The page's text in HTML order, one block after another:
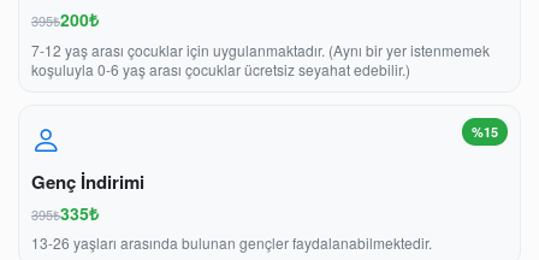
395₺200₺
7-12 yaş arası çocuklar için uygulanmaktadır. (Aynı bir yer istenmemek
koşuluyla 0-6 yaş arası çocuklar ücretsiz seyahat edebilir.)
%15
Genç İndirimi
395₺335₺
13-26 yaşları arasında bulunan gençler faydalanabilmektedir.